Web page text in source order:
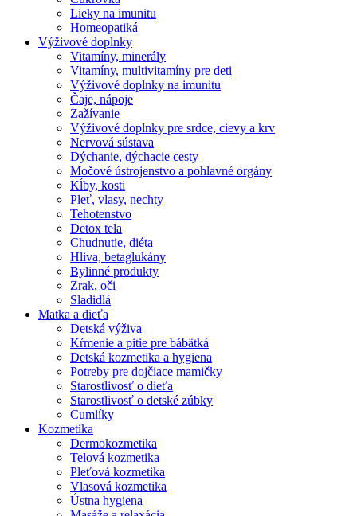
Lieky na imunitu
Homeopatiká
Výživové doplnky
Vitamíny, minerály
Vitamíny, multivitamíny pre deti
Výživové doplnky na imunitu
Čaje, nápoje
Zažívanie
Výživové doplnky pre srdce, cievy a krv
Nervová sústava
Dýchanie, dýchacie cesty
Močové ústrojenstvo a pohlavné orgány
Kĺby, kosti
Pleť, vlasy, nechty
Tehotenstvo
Detox tela
Chudnutie, diéta
Hliva, betaglukány
Bylinné produkty
Zrak, oči
Sladidlá
Matka a dieťa
Detská výživa
Kŕmenie a pitie pre bábätká
Detská kozmetika a hygiena
Potreby pre dojčiace mamičky
Starostlivosť o dieťa
Starostlivosť o detské zúbky
Cumlíky
Kozmetika
Dermokozmetika
Telová kozmetika
Pleťová kozmetika
Vlasová kozmetika
Ústna hygiena